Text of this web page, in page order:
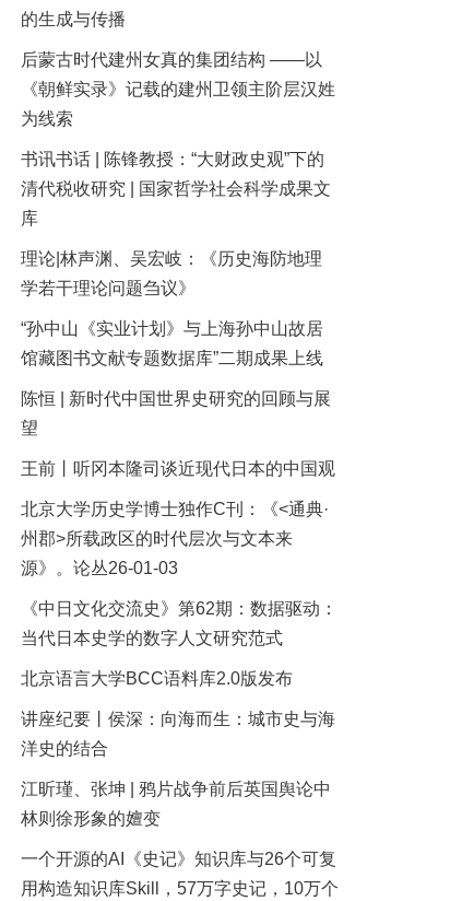
的生成与传播
后蒙古时代建州女真的集团结构 ——以
《朝鲜实录》记载的建州卫领主阶层汉姓
为线索
书讯书话 | 陈锋教授：“大财政史观”下的
清代税收研究 | 国家哲学社会科学成果文
库
理论|林声渊、吴宏岐：《历史海防地理
学若干理论问题刍议》
“孙中山《实业计划》与上海孙中山故居
馆藏图书文献专题数据库”二期成果上线
陈恒 | 新时代中国世界史研究的回顾与展
望
王前丨听冈本隆司谈近现代日本的中国观
北京大学历史学博士独作C刊：《<通典·
州郡>所载政区的时代层次与文本来
源》。论丛26-01-03
《中日文化交流史》第62期：数据驱动：
当代日本史学的数字人文研究范式
北京语言大学BCC语料库2.0版发布
讲座纪要丨侯深：向海而生：城市史与海
洋史的结合
江昕瑾、张坤 | 鸦片战争前后英国舆论中
林则徐形象的嬗变
一个开源的AI《史记》知识库与26个可复
用构造知识库Skill，57万字史记，10万个